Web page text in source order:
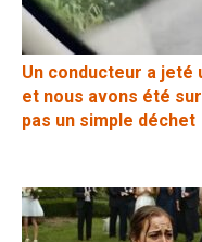
Un conducteur a jeté
et nous avons été
pas un simple déchet